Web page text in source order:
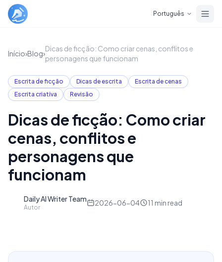
Português
Início›Blog›
Dicas de ficção: Como criar cenas, conflitos e
personagens que funcionam
Escrita de ficção Dicas de escrita
Escrita de cenas
Escrita criativa
Revisão
Dicas de ficção: Como criar
cenas, conflitos e
personagens que
funcionam
Daily AI Writer Team
Autor
2026-06-04 11 min read